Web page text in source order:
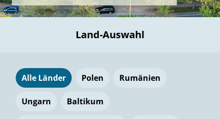
Land-Auswahl
Alle Länder Polen Rumänien
Ungarn Baltikum